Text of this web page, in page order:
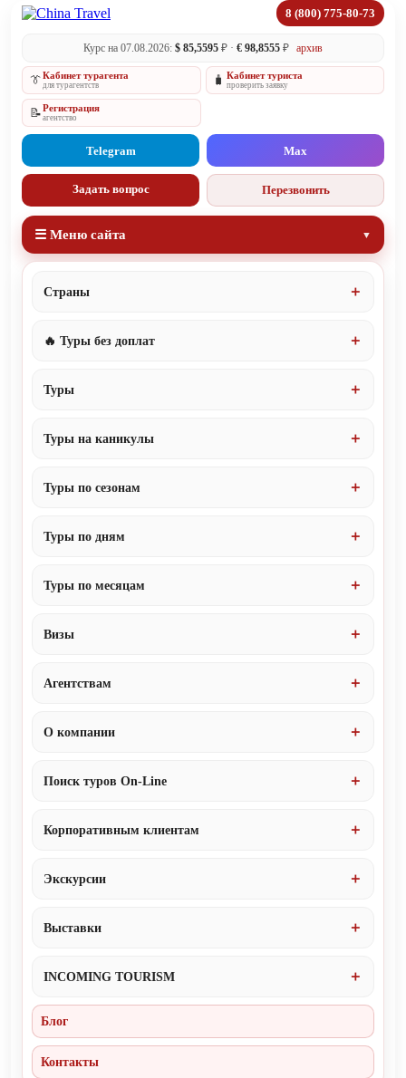
8 (800) 775-80-73
Курс на 07.08.2026: $ 85,5595 ₽ · € 98,8555 ₽ архив
👔Кабинет турагента
для турагентств 🧳 Кабинет туриста
проверить заявку
📝Регистрация
агентство
Telegram Max
Задать вопрос Перезвонить
☰ Меню сайта
Страны
🔥 Туры без доплат
Туры
Туры на каникулы
Туры по сезонам
Туры по дням
Туры по месяцам
Визы
Агентствам
О компании
Поиск туров On-Line
Корпоративным клиентам
Экскурсии
Выставки
INCOMING TOURISM
Блог
Контакты